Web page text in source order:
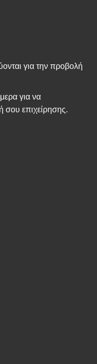
για την προβολή
για να
σου επιχείρησης.